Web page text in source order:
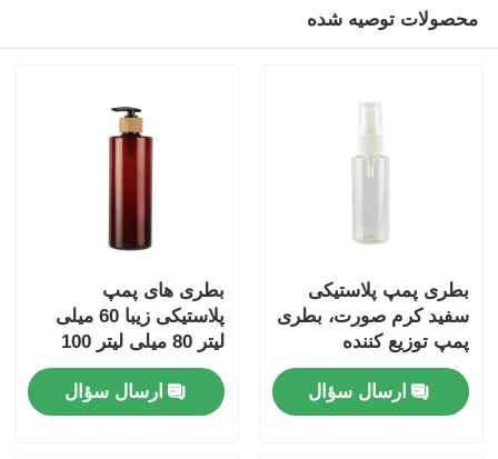
اسپریر بینی
سمپاش ماشه ای
محصولات توصیه شده
بطری پمپ پلاستیکی
سفید کرم صورت، بطری
پمپ توزیع کننده
ارسال سؤال
بطری های پمپ
پلاستیکی زیبا 60 میلی
لیتر 80 میلی لیتر 100
میلی لیتر 120 میلی لیتر
150 میلی لیتر 180 میلی
لیتر 200 میلی لیتر 250
ارسال سؤال